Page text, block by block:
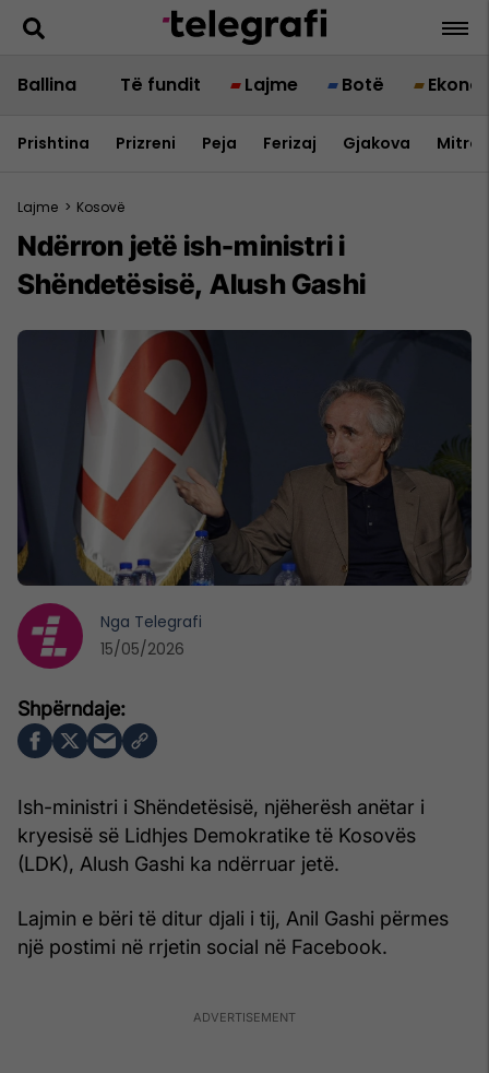
Ballina Të fundit Lajme Botë
Prishtina Prizreni Peja Ferizaj Gjakova
Lajme > Kosovë
Ndërron jetë ish-ministri i
Shëndetësisë, Alush Gashi
Ish-ministri i Shëndetësisë, njëherësh anëtar i
kryesisë së Lidhjes Demokratike të Kosovës
(LDK), Alush Gashi ka ndërruar jetë.
Lajmin e bëri të ditur djali i tij, Anil Gashi përmes
një postimi në rrjetin social në Facebook.
Nga Telegrafi
15/05/2026